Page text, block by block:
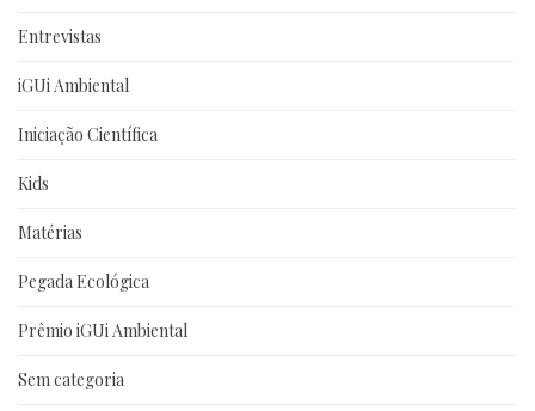
Entrevistas
iGUi Ambiental
Iniciação Científica
Kids
Matérias
Pegada Ecológica
Prêmio iGUi Ambiental
Sem categoria